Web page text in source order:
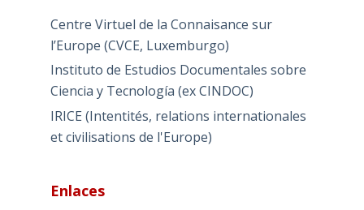
Centre Virtuel de la Connaisance sur
l’Europe (CVCE, Luxemburgo)
Instituto de Estudios Documentales sobre
Ciencia y Tecnología (ex CINDOC)
IRICE (Intentités, relations internationales
et civilisations de l'Europe)
Enlaces